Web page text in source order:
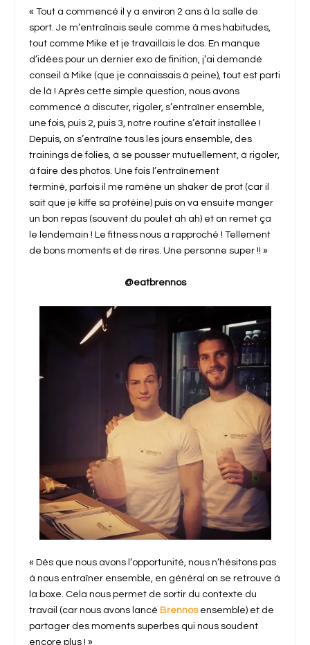
« Tout a commencé il y a environ 2 ans à la salle de
sport. Je m’entraînais seule comme à mes habitudes,
tout comme Mike et je travaillais le dos. En manque
d’idées pour un dernier exo de finition, j’ai demandé
conseil à Mike (que je connaissais à peine), tout est parti
de là ! Après cette simple question, nous avons
commencé à discuter, rigoler, s’entraîner ensemble,
une fois, puis 2, puis 3, notre routine s’était installée !
Depuis, on s’entraîne tous les jours ensemble, des
trainings de folies, à se pousser mutuellement, à rigoler,
à faire des photos. Une fois l’entraînement
terminé, parfois il me ramène un shaker de prot (car il
sait que je kiffe sa protéine) puis on va ensuite manger
un bon repas (souvent du poulet ah ah) et on remet ça
le lendemain ! Le fitness nous a rapproché ! Tellement
de bons moments et de rires. Une personne super !! »
@eatbrennos
« Dès que nous avons l’opportunité, nous n’hésitons pas
à nous entraîner ensemble, en général on se retrouve à
la boxe. Cela nous permet de sortir du contexte du
travail (car nous avons lancé Brennosensemble) et de
partager des moments superbes qui nous soudent
encore plus ! »